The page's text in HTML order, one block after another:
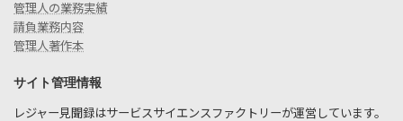
管理人の業務実績
請負業務内容
管理人著作本
サイト管理情報
レジャー見聞録はサービスサイエンスファクトリーが運営しています。